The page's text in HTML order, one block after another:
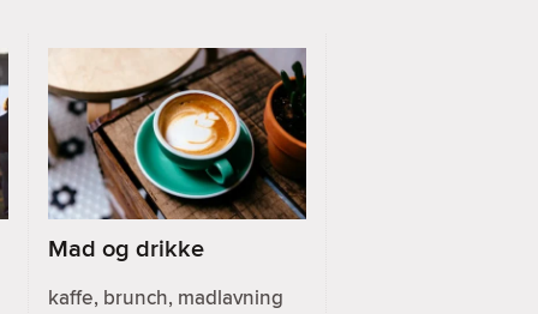
Mad og drikke
kaffe, brunch, madlavning